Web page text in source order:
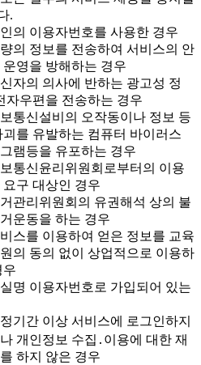
.
의 이용자번호를 사용한 경우
의 정보를 전송하여 서비스의 안
운영을 방해하는 경우
자의 의사에 반하는 광고성 정
자우편을 전송하는 경우
통신설비의 오작동이나 정보 등
괴를 유발하는 컴퓨터 바이러스
램등을 유포하는 경우
통신윤리위원회로부터의 이용
요구 대상인 경우
관리위원회의 유권해석 상의 불
운동을 하는 경우
스를 이용하여 얻은 정보를 교육
의 동의 없이 상업적으로 이용하
우
명 이용자번호로 가입되어 있는
기간 이상 서비스에 로그인하지
개인정보 수집․이용에 대한 재
하지 않은 경우